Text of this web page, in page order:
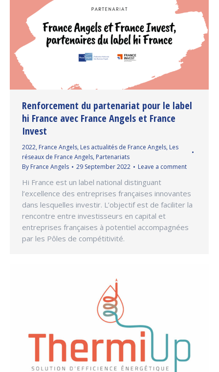
Renforcement du partenariat pour le label
hi France avec France Angels et France
Invest
2022, France Angels, Les actualités de France Angels, Les
réseaux de France Angels, Partenariats
By France Angels 29 September 2022 Leave a comment
Hi France est un label national distinguant
l’excellence des entreprises françaises innovantes
dans lesquelles investir. L’objectif est de faciliter la
rencontre entre investisseurs en capital et
entreprises françaises à potentiel accompagnées
par les Pôles de compétitivité.